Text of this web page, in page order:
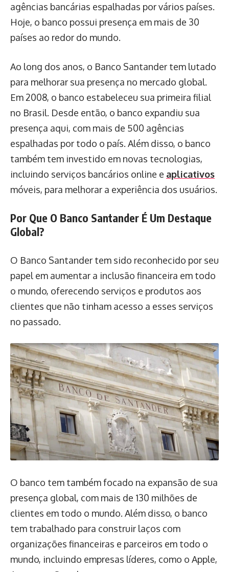
agências bancárias espalhadas por vários países.
Hoje, o banco possui presença em mais de 30
países ao redor do mundo.
Ao long dos anos, o Banco Santander tem lutado
para melhorar sua presença no mercado global.
Em 2008, o banco estabeleceu sua primeira filial
no Brasil. Desde então, o banco expandiu sua
presença aqui, com mais de 500 agências
espalhadas por todo o país. Além disso, o banco
também tem investido em novas tecnologias,
incluindo serviços bancários online e aplicativos
móveis, para melhorar a experiência dos usuários.
Por Que O Banco Santander É Um Destaque
Global?
O Banco Santander tem sido reconhecido por seu
papel em aumentar a inclusão financeira em todo
o mundo, oferecendo serviços e produtos aos
clientes que não tinham acesso a esses serviços
no passado.
O banco tem também focado na expansão de sua
presença global, com mais de 130 milhões de
clientes em todo o mundo. Além disso, o banco
tem trabalhado para construir laços com
organizações financeiras e parceiros em todo o
mundo, incluindo empresas líderes, como o Apple,